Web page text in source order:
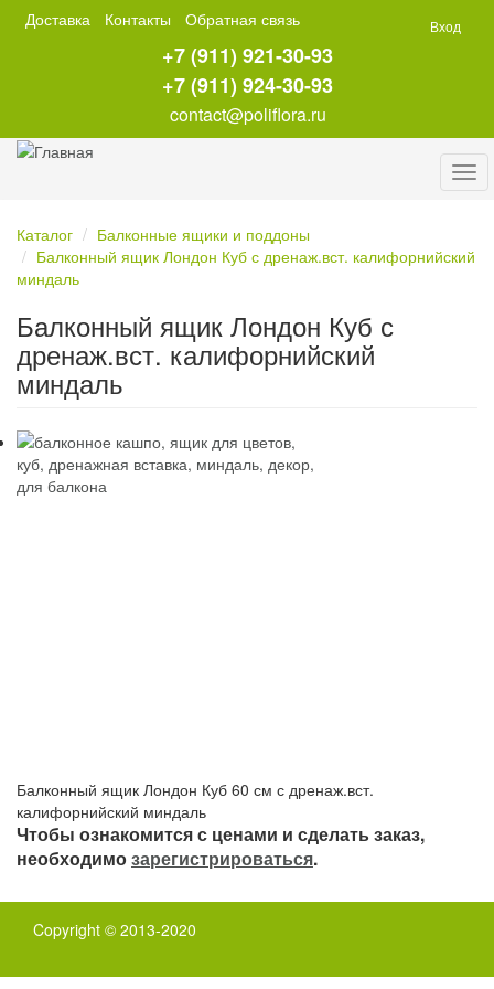
Перейти
Доставка Контакты Обратная связь
+7 (911) 921-30-93
+7 (911) 924-30-93
contact@poliflora.ru
Вход
Каталог
Балконные ящики и поддоны
Балконный ящик Лондон Куб с дренаж.вст. калифорнийский
миндаль
Балконный ящик Лондон Куб с
дренаж.вст. калифорнийский
миндаль
Балконный ящик Лондон Куб 60 см с дренаж.вст.
калифорнийский миндаль
Чтобы ознакомится с ценами и сделать заказ,
необходимозарегистрироваться.
Copyright © 2013-2020